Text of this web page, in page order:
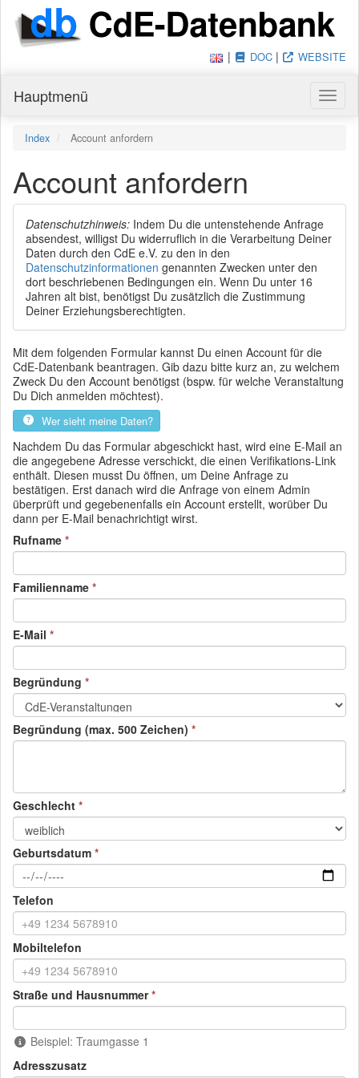
| DOC | WEBSITE
Hauptmenü
Index Account anfordern
Account anfordern
Datenschutzhinweis: Indem Du die untenstehende Anfrage
absendest, willigst Du widerruflich in die Verarbeitung Deiner
Daten durch den CdE e.V. zu den in den
Datenschutzinformationen genannten Zwecken unter den
dort beschriebenen Bedingungen ein. Wenn Du unter 16
Jahren alt bist, benötigst Du zusätzlich die Zustimmung
Deiner Erziehungsberechtigten.
Mit dem folgenden Formular kannst Du einen Account für die
CdE-Datenbank beantragen. Gib dazu bitte kurz an, zu welchem
Zweck Du den Account benötigst (bspw. für welche Veranstaltung
Du Dich anmelden möchtest).
Wer sieht meine Daten?
Nachdem Du das Formular abgeschickt hast, wird eine E-Mail an
die angegebene Adresse verschickt, die einen Verifikations-Link
enthält. Diesen musst Du öffnen, um Deine Anfrage zu
bestätigen. Erst danach wird die Anfrage von einem Admin
überprüft und gegebenenfalls ein Account erstellt, worüber Du
dann per E-Mail benachrichtigt wirst.
Rufname(Pflichtfeld)
Familienname(Pflichtfeld)
E-Mail (Pflichtfeld)
Begründung (Pflichtfeld)
Begründung (max. 500 Zeichen) (Pflichtfeld)
Geschlecht(Pflichtfeld)
Geburtsdatum(Pflichtfeld)
Telefon
Mobiltelefon
Straße und Hausnummer(Pflichtfeld)
Beispiel: Traumgasse 1
Adresszusatz